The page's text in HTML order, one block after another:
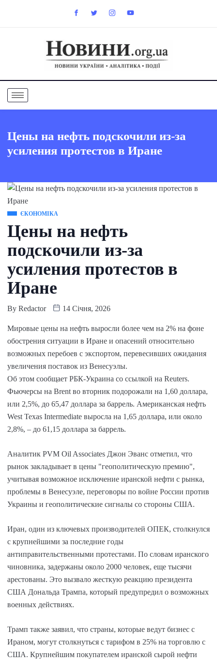
Цены на нефть подскочили из-за
усиления протестов в Иране
ЄКОНОМІКА
Цены на нефть
подскочили из-за
усиления протестов в
Иране
By Redactor 14 Січня, 2026
Мировые цены на нефть выросли более чем на 2% на фоне
обострения ситуации в Иране и опасений относительно
возможных перебоев с экспортом, перевесивших ожидания
увеличения поставок из Венесуэлы.
Об этом сообщает РБК-Украина со ссылкой на Reuters.
Фьючерсы на Brent во вторник подорожали на 1,60 доллара,
или 2,5%, до 65,47 доллара за баррель. Американская нефть
West Texas Intermediate выросла на 1,65 доллара, или около
2,8%, – до 61,15 доллара за баррель.
Аналитик PVM Oil Associates Джон Эванс отметил, что
рынок закладывает в цены "геополитическую премию",
учитывая возможное исключение иранской нефти с рынка,
проблемы в Венесуэле, переговоры по войне России против
Украины и геополитические сигналы со стороны США.
Иран, один из ключевых производителей ОПЕК, столкнулся
с крупнейшими за последние годы
антиправительственными протестами. По словам иранского
чиновника, задержаны около 2000 человек, еще тысячи
арестованы. Это вызвало жесткую реакцию президента
США Дональда Трампа, который предупредил о возможных
военных действиях.
Трамп также заявил, что страны, которые ведут бизнес с
Ираном, могут столкнуться с тарифом в 25% на торговлю с
США. Крупнейшим покупателем иранской сырой нефти